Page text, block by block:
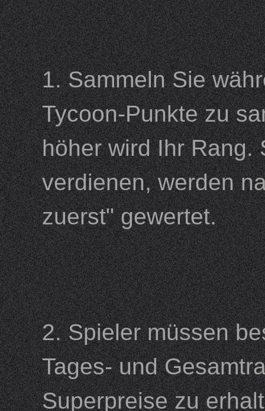
1. Sammeln Sie
Tycoon-Punkte zu
höher wird Ihr Rang.
verdienen, werden
zuerst" gewertet.
2. Spieler müssen
Tages- und
Superpreise zu